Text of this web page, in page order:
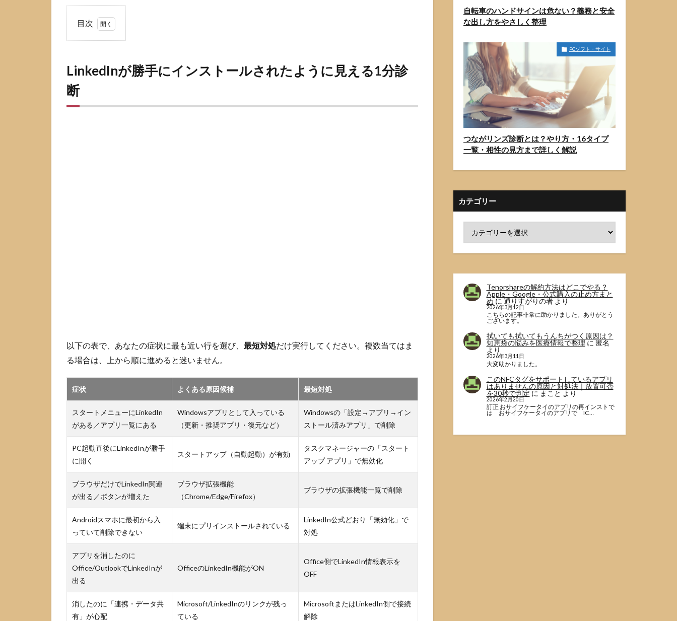
目次
にイン
ルされ
に起動す
る”パタ
Android
で“削除
い”パタ
2.4
ブラ
ウザ
とし
って
い
る”パ
ター
ン
Microsoft/Office
連携が“残る”パ
ターン
LinkedInが勝手にインストールされたように見える1分診
断
以下の表で、あなたの症状に最も近い行を選び、 最短対処だけ実行してください。複数当てはま
る場合は、上から順に進めると迷いません。
症状 よくある原因候補 最短対処
スタートメニューにLinkedIn
がある／アプリ一覧にある
Windowsアプリとして入っている
（更新・推奨アプリ・復元など）
Windowsの「設定→アプリ→イン
ストール済みアプリ」で削除
PC起動直後にLinkedInが勝手
に開く
スタートアップ（自動起動）が有効
タスクマネージャーの「スタート
アップ アプリ」で無効化
ブラウザだけでLinkedIn関連
が出る／ボタンが増えた
ブラウザ拡張機能
（Chrome/Edge/Firefox）
ブラウザの拡張機能一覧で削除
Androidスマホに最初から入
っていて削除できない
端末にプリインストールされている
LinkedIn公式どおり「無効化」で
対処
アプリを消したのに
Office/OutlookでLinkedInが
出る
OfficeのLinkedIn機能がON
Office側でLinkedIn情報表示を
OFF
消したのに「連携・データ共
有」が心配
Microsoft/LinkedInのリンクが残っ
ている
MicrosoftまたはLinkedIn側で接続
解除
自転車のハンドサインは危ない？義務と安全
な出し方をやさしく整理
PCソフト・サイト
つながリンズ診断とは？やり方・16タイプ
一覧・相性の見方まで詳しく解説
カテゴリー
Tenorshareの解約方法はどこでやる？
Apple・Google・公式購入の止め方まと
め に 通りすがりの者より
2026年3月12日
こちらの記事非常に助かりました。ありがとう
ございます。
拭いても拭いてもうんちがつく原因は？
知恵袋の悩みを医療情報で整理 に 匿名
より
2026年3月11日
大変助かりました。
このNFCタグをサポートしているアプリ
はありませんの原因と対処法｜放置可否
を30秒で判定 に まこと より
2026年2月20日
訂正 おサイフケータイのアプリの再インストで
は おサイフケータイのアプリで IC…